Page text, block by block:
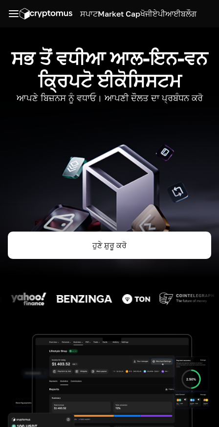
ਸਪਾਟMarket Capਖੋਜੀਏਪੀਆਈਬਲੌਗ
ਸਭ ਤੋਂ ਵਧੀਆ ਆਲ-ਇਨ-ਵਨ
ਕ੍ਰਿਪਟੋ ਈਕੋਸਿਸਟਮ
ਆਪਣੇ ਬਿਜ਼ਨਸ ਨੂੰ ਵਧਾਓ। ਆਪਣੀ ਦੌਲਤ ਦਾ ਪ੍ਰਬੰਧਨ ਕਰੋ
ਹੁਣੇ ਸ਼ੁਰੂ ਕਰੋ